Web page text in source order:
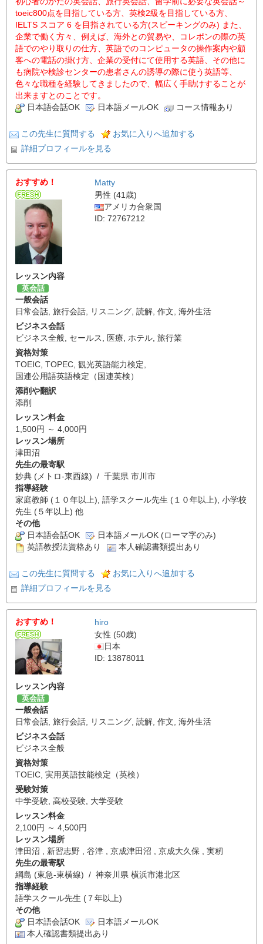
toeic800点を目指している方、英検2級を目指している方、
IELTS スコア 6 を目指されている方(スピーキングのみ) また、
企業で働く方々、例えば、海外との貿易や、コレポンの際の英
語でのやり取りの仕方、英語でのコンピュータの操作案内や顧
客への電話の掛け方、企業の受付にて使用する英語、その他に
も病院や検診センターの患者さんの誘導の際に使う英語等、
色々な職種を経験してきましたので、幅広く手助けすることが
出来ますとのことです。
日本語会話OK
日本語メールOK コース情報あり
この先生に質問する
お気に入りへ追加する
詳細プロフィールを見る
おすすめ！
Matty
男性 (41歳)
アメリカ合衆国
ID: 72767212
レッスン内容
英会話
一般会話
日常会話, 旅行会話, リスニング, 読解, 作文, 海外生活
ビジネス会話
ビジネス全般, セールス, 医療, ホテル, 旅行業
資格対策
TOEIC, TOPEC, 観光英語能力検定,
国連公用語英語検定（国連英検）
添削や翻訳
添削
レッスン料金
1,500円 ～ 4,000円
レッスン場所
津田沼
先生の最寄駅
妙典 (メトロ-東西線) / 千葉県 市川市
指導経験
家庭教師 (１０年以上), 語学スクール先生 (１０年以上), 小学校
先生 (５年以上) 他
その他
日本語会話OK
日本語メールOK (ローマ字のみ)
英語教授法資格あり
本人確認書類提出あり
この先生に質問する
お気に入りへ追加する
詳細プロフィールを見る
おすすめ！
hiro
女性 (50歳)
日本
ID: 13878011
レッスン内容
英会話
一般会話
日常会話, 旅行会話, リスニング, 読解, 作文, 海外生活
ビジネス会話
ビジネス全般
資格対策
TOEIC, 実用英語技能検定（英検）
受験対策
中学受験, 高校受験, 大学受験
レッスン料金
2,100円 ～ 4,500円
レッスン場所
津田沼 , 新習志野 , 谷津 , 京成津田沼 , 京成大久保 , 実籾
先生の最寄駅
綱島 (東急-東横線) / 神奈川県 横浜市港北区
指導経験
語学スクール先生 (７年以上)
その他
日本語会話OK
日本語メールOK
本人確認書類提出あり